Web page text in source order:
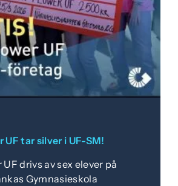
UF tar silver i UF-SM!
drivs av sex elever på
Gymnasieskola